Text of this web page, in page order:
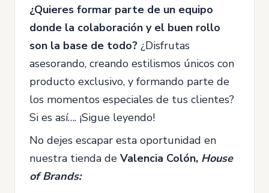
¿Quieres formar parte de un equipo
donde la colaboración y el buen rollo
son la base de todo? ¿Disfrutas
asesorando, creando estilismos únicos con
producto exclusivo, y formando parte de
los momentos especiales de tus clientes?
Si es así…. ¡Sigue leyendo!
No dejes escapar esta oportunidad en
nuestra tienda de Valencia Colón, House
of Brands: